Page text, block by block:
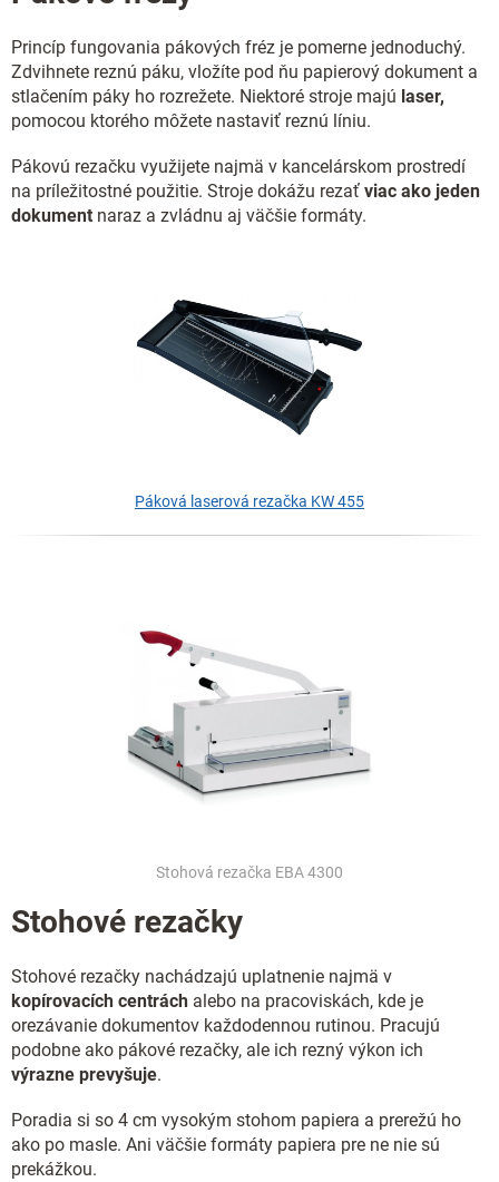
v
k
y
v
p
i
s
u
Princíp fungovania pákových fréz je pomerne jednoduchý.
Zdvihnete reznú páku, vložíte pod ňu papierový dokument a
stlačením páky ho rozrežete. Niektoré stroje majú laser,
pomocou ktorého môžete nastaviť reznú líniu.
Pákovú rezačku využijete najmä v kancelárskom prostredí
na príležitostné použitie. Stroje dokážu rezať viac ako jeden
dokument naraz a zvládnu aj väčšie formáty.
Páková laserová rezačka KW 455
Stohová rezačka EBA 4300
Stohové rezačky
Stohové rezačky nachádzajú uplatnenie najmä v
kopírovacích centrách alebo na pracoviskách, kde je
orezávanie dokumentov každodennou rutinou. Pracujú
podobne ako pákové rezačky, ale ich rezný výkon ich
výrazne prevyšuje.
Poradia si so 4 cm vysokým stohom papiera a prerežú ho
ako po masle. Ani väčšie formáty papiera pre ne nie sú
prekážkou.